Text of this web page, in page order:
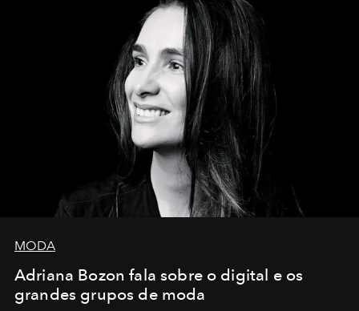
MODA
Adriana Bozon fala sobre o digital e os
grandes grupos de moda